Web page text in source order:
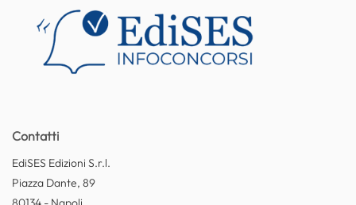
Contatti
EdiSES Edizioni S.r.l.
Piazza Dante, 89